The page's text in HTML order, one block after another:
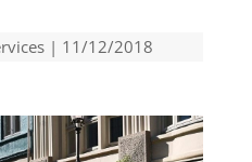
| 11/12/2018